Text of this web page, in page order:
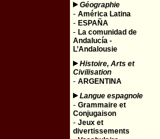
Géographie
- América Latina
- ESPAÑA
- La comunidad de
Andalucía -
L’Andalousie
Histoire, Arts et
Civilisation
- ARGENTINA
Langue espagnole
- Grammaire et
Conjugaison
- Jeux et
divertissements